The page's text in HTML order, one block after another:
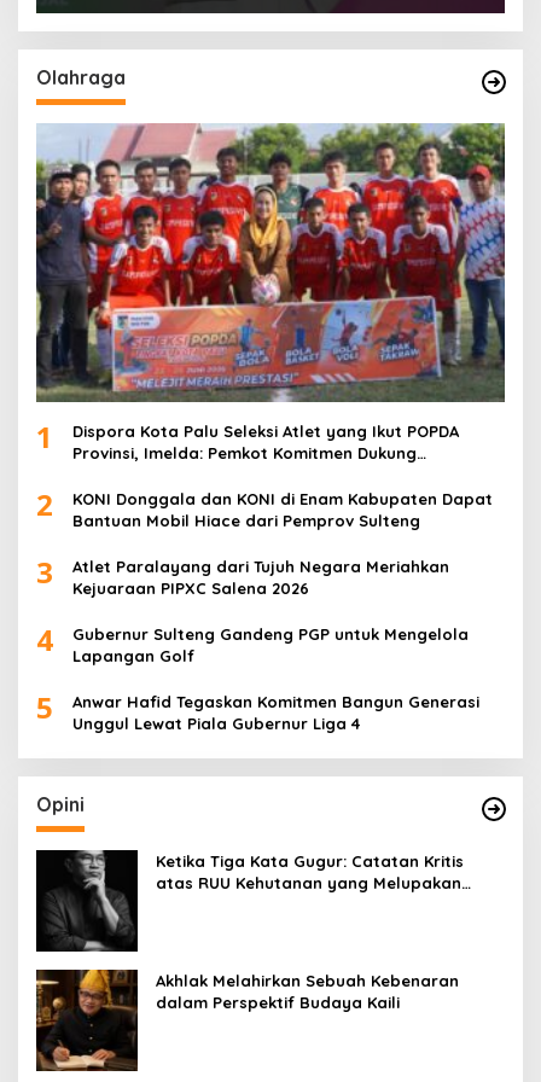
Olahraga
1
Dispora Kota Palu Seleksi Atlet yang Ikut POPDA
Provinsi, Imelda: Pemkot Komitmen Dukung
2
KONI Donggala dan KONI di Enam Kabupaten Dapat
Bantuan Mobil Hiace dari Pemprov Sulteng
3
Atlet Paralayang dari Tujuh Negara Meriahkan
Kejuaraan PIPXC Salena 2026
4
Gubernur Sulteng Gandeng PGP untuk Mengelola
Lapangan Golf
5
Anwar Hafid Tegaskan Komitmen Bangun Generasi
Unggul Lewat Piala Gubernur Liga 4
Opini
Ketika Tiga Kata Gugur: Catatan Kritis
atas RUU Kehutanan yang Melupakan
Akhlak Melahirkan Sebuah Kebenaran
dalam Perspektif Budaya Kaili